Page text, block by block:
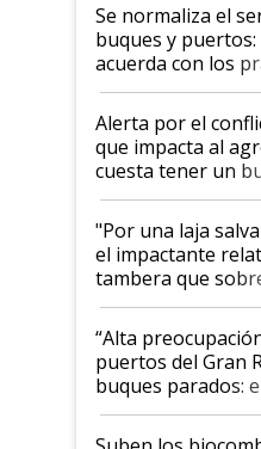
Se normaliza el
buques y
acuerda con los
suspende el
desregulación
Alerta por el
que impacta al
cuesta tener un
y el peligro de
pase a ser "país
"Por una laja
el impactante
tambera que
tornado
“Alta
puertos del Gran
buques parados:
funcionamiento
exportadoras en